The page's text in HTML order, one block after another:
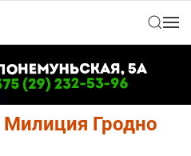
Милиция Гродно